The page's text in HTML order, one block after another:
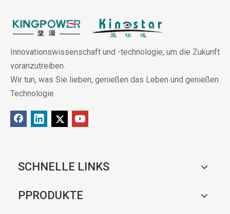
Innovationswissenschaft und -technologie, um die Zukunft
voranzutreiben.
Wir tun, was Sie lieben, genießen das Leben und genießen
Technologie
SCHNELLE LINKS
PPRODUKTE